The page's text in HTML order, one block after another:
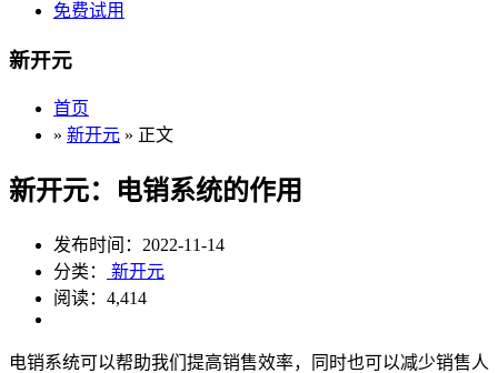
免费试用
新开元
首页
» 新开元 » 正文
新开元：电销系统的作用
发布时间：2022-11-14
分类：
新开元
阅读：4,414
电销系统可以帮助我们提高销售效率，同时也可以减少销售人